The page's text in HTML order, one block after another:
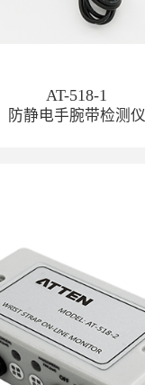
AT-518-1
防静电手腕带检测仪